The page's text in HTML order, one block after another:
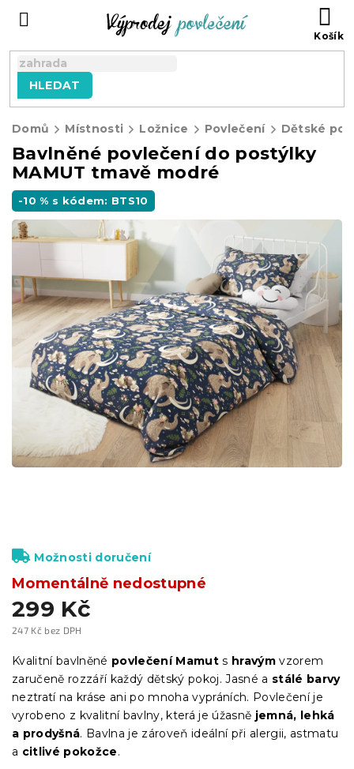
HLEDAT
Domů Místnosti Ložnice Povlečení Dětské
Bavlněné povlečení do postýlky
MAMUT tmavě modré
-10 % s kódem: BTS10
299 Kč
247 Kč bez DPH
cena:
Momentálně nedostupné
Možnosti doručení
Kvalitní bavlněné povlečení Mamut s hravýmvzorem
zaručeně rozzáří každý dětský pokoj. Jasné a stálé barvy
neztratí na kráse ani po mnoha vypráních. Povlečení je
vyrobeno z kvalitní bavlny, která je úžasně jemná, lehká
a prodyšná. Bavlna je zároveň ideální při alergii, astmatu
a citlivé pokožce.